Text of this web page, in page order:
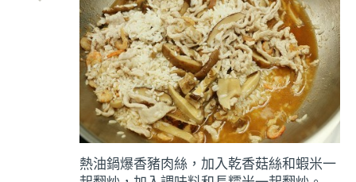
熱油鍋爆香豬肉絲，加入乾香菇絲和蝦米一